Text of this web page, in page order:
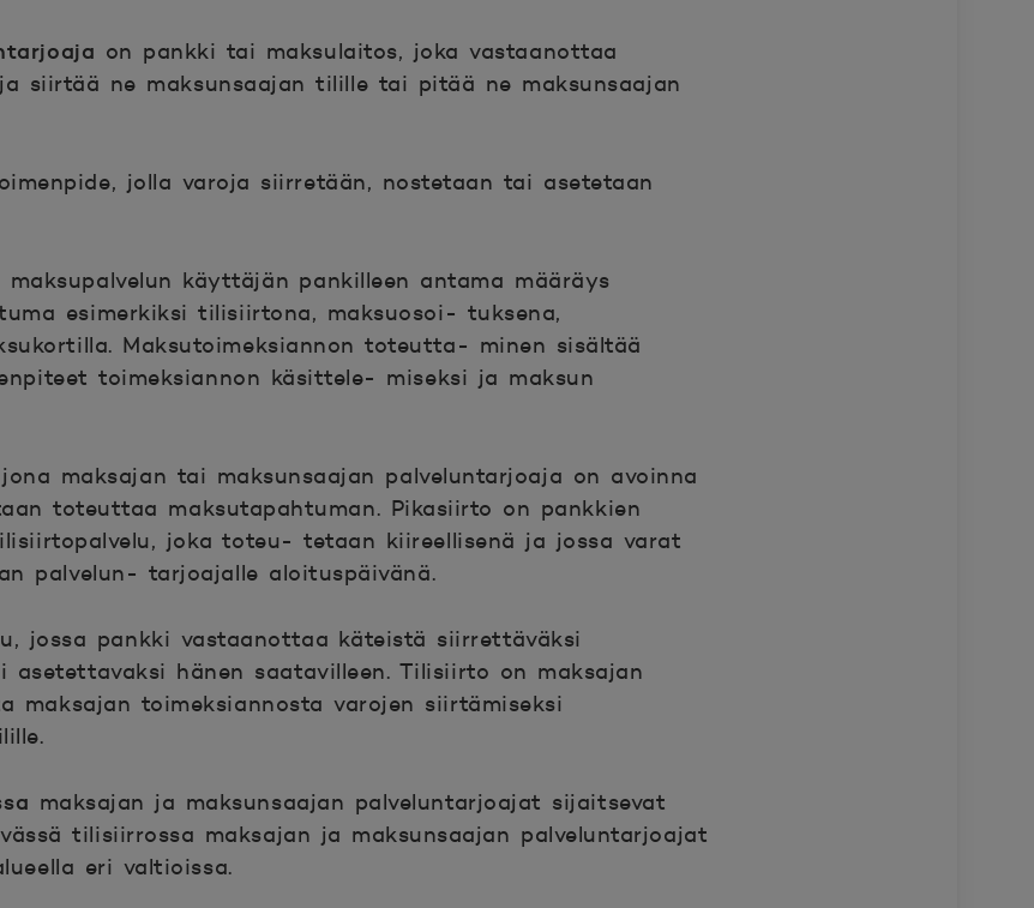
on pankki tai maksulaitos, joka vastaanottaa
siirtää ne maksunsaajan tilille tai pitää ne maksunsaajan
jolla varoja siirretään, nostetaan tai asetetaan
maksupalvelun käyttäjän pankilleen antama määräys
esimerkiksi tilisiirtona, maksuosoi- tuksena,
Maksutoimeksiannon toteutta- minen sisältää
toimeksiannon käsittele- miseksi ja maksun
maksajan tai maksunsaajan palveluntarjoaja on avoinna
toteuttaa maksutapahtuman. Pikasiirto on pankkien
joka toteu- tetaan kiireellisenä ja jossa varat
palvelun- tarjoajalle aloituspäivänä.
jossa pankki vastaanottaa käteistä siirrettäväksi
asetettavaksi hänen saatavilleen. Tilisiirto on maksajan
maksajan toimeksiannosta varojen siirtämiseksi
maksajan ja maksunsaajan palveluntarjoajat sijaitsevat
tilisiirrossa maksajan ja maksunsaajan palveluntarjoajat
eri valtioissa.